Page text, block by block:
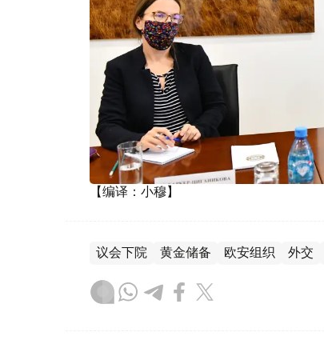
【编译：小穆】
议会下院 黄金储备 欧安组织 外交